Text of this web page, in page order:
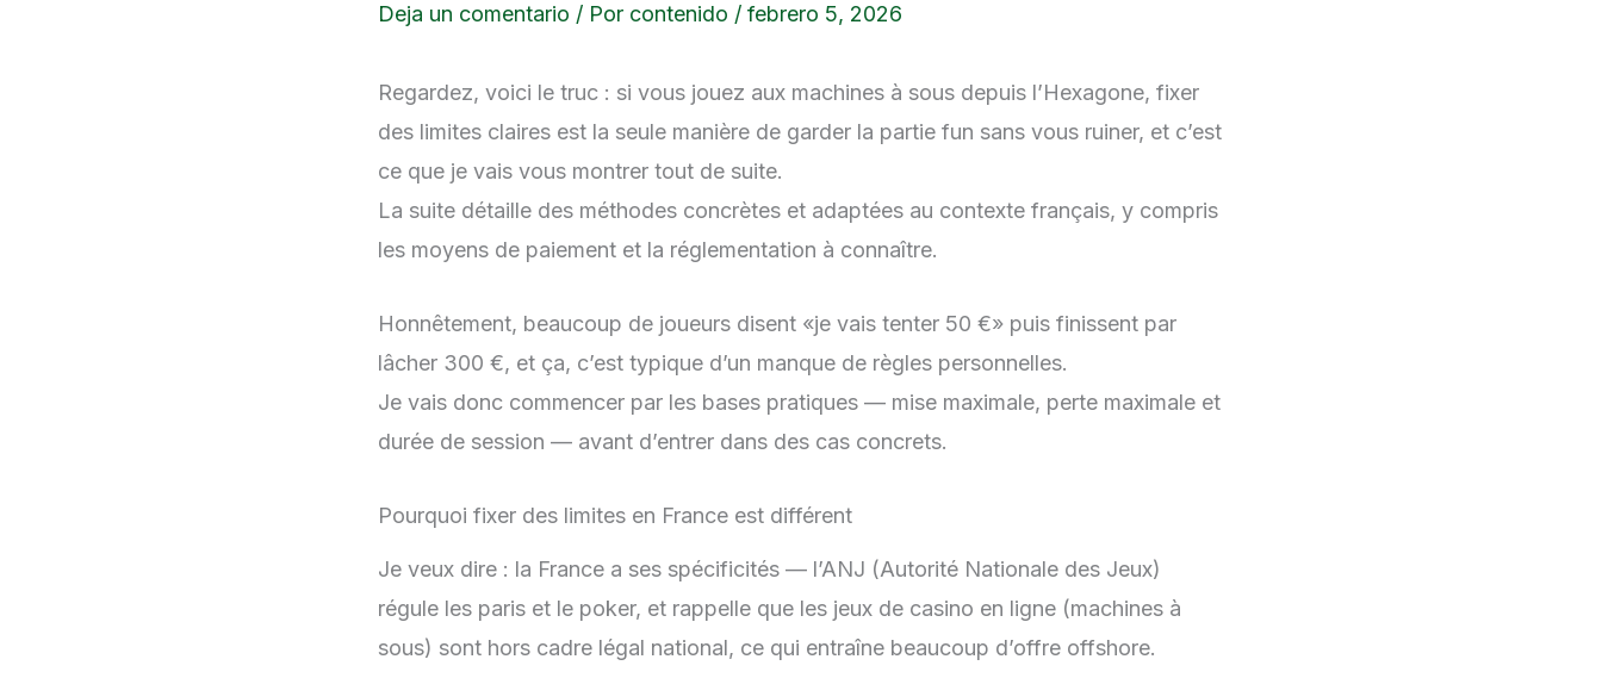
Deja un comentario / Por contenido / febrero 5, 2026
Regardez, voici le truc : si vous jouez aux machines à sous depuis l’Hexagone, fixer
des limites claires est la seule manière de garder la partie fun sans vous ruiner, et c’est
ce que je vais vous montrer tout de suite.
La suite détaille des méthodes concrètes et adaptées au contexte français, y compris
les moyens de paiement et la réglementation à connaître.
Honnêtement, beaucoup de joueurs disent «je vais tenter 50 €» puis finissent par
lâcher 300 €, et ça, c’est typique d’un manque de règles personnelles.
Je vais donc commencer par les bases pratiques — mise maximale, perte maximale et
durée de session — avant d’entrer dans des cas concrets.
Pourquoi fixer des limites en France est différent
Je veux dire : la France a ses spécificités — l’ANJ (Autorité Nationale des Jeux)
régule les paris et le poker, et rappelle que les jeux de casino en ligne (machines à
sous) sont hors cadre légal national, ce qui entraîne beaucoup d’offre offshore.